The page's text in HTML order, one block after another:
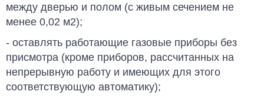
между дверью и полом (с живым сечением не
менее 0,02 м2);
- оставлять работающие газовые при­боры без
присмотра (кроме приборов, рассчитанных на
непрерывную работу и имеющих для этого
соответствующую автоматику);